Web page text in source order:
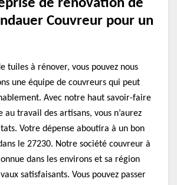
de renovation de
Couvreur pour un
tuiles à rénover, vous pouvez nous
une équipe de couvreurs qui peut
Avec notre haut savoir-faire
travail des artisans, vous n’aurez
Votre dépense aboutira à un bon
le 27230. Notre société couvreur à
dans les environs et sa région
satisfaisants. Vous pouvez passer